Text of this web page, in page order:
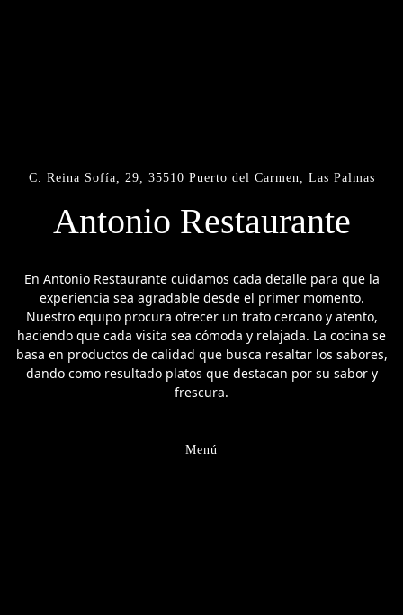
Antonio Restaurante
C. Reina Sofía, 29, 35510 Puerto del Carmen, Las Palmas
En Antonio Restaurante cuidamos cada detalle para que la
experiencia sea agradable desde el primer momento.
Nuestro equipo procura ofrecer un trato cercano y atento,
haciendo que cada visita sea cómoda y relajada. La cocina se
basa en productos de calidad que busca resaltar los sabores,
dando como resultado platos que destacan por su sabor y
frescura.
Menú